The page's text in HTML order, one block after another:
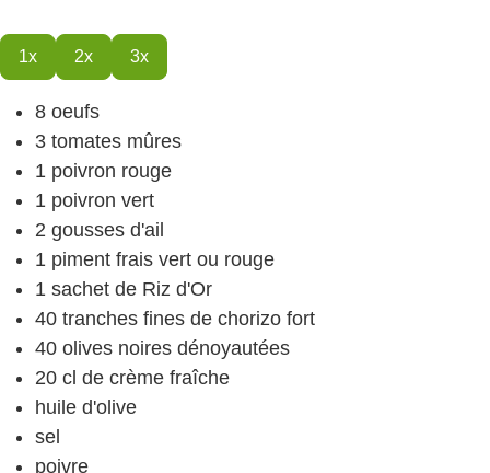
1x 2x 3x
8 oeufs
3 tomates mûres
1 poivron rouge
1 poivron vert
2 gousses d'ail
1 piment frais vert ou rouge
1 sachet de Riz d'Or
40 tranches fines de chorizo fort
40 olives noires dénoyautées
20 cl de crème fraîche
huile d'olive
sel
poivre